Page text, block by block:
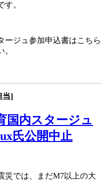
。
ジュ参加申込書はこちら
当]
国内スタージュ
氏公開中止
では、まだM7以上の大